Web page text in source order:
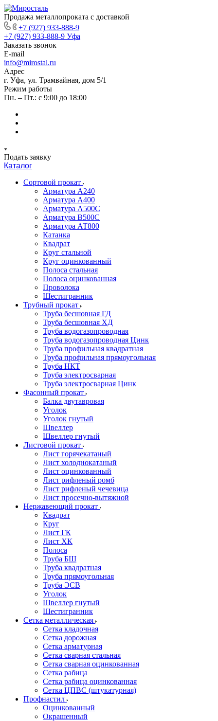
Продажа металлопроката с доставкой
+7 (927) 933-888-9
+7 (927) 933-888-9 Уфа
Заказать звонок
E-mail
info@mirostal.ru
Адрес
г. Уфа, ул. Трамвайная, дом 5/1
Режим работы
Пн. – Пт.: с 9:00 до 18:00
Подать заявку
Каталог
Сортовой прокат
Арматура А240
Арматура А400
Арматура А500C
Арматура В500С
Арматура АТ800
Катанка
Квадрат
Круг стальной
Круг оцинкованный
Полоса стальная
Полоса оцинкованная
Проволока
Шестигранник
Трубный прокат
Труба бесшовная ГД
Труба бесшовная ХД
Труба водогазопроводная
Труба водогазопроводная Цинк
Труба профильная квадратная
Труба профильная прямоугольная
Труба НКТ
Труба электросварная
Труба электросварная Цинк
Фасонный прокат
Балка двутавровая
Уголок
Уголок гнутый
Швеллер
Швеллер гнутый
Листовой прокат
Лист горячекатаный
Лист холоднокатаный
Лист оцинкованный
Лист рифленый ромб
Лист рифленый чечевица
Лист просечно-вытяжной
Нержавеющий прокат
Квадрат
Круг
Лист ГК
Лист ХК
Полоса
Труба БШ
Труба квадратная
Труба прямоугольная
Труба ЭСВ
Уголок
Швеллер гнутый
Шестигранник
Сетка металлическая
Сетка кладочная
Сетка дорожная
Сетка арматурная
Сетка сварная стальная
Сетка сварная оцинкованная
Сетка рабица
Сетка рабица оцинкованная
Сетка ЦПВС (штукатурная)
Профнастил
Оцинкованный
Окрашенный